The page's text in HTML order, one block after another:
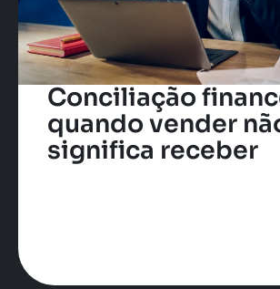
Conciliação
quando vender
significa receber